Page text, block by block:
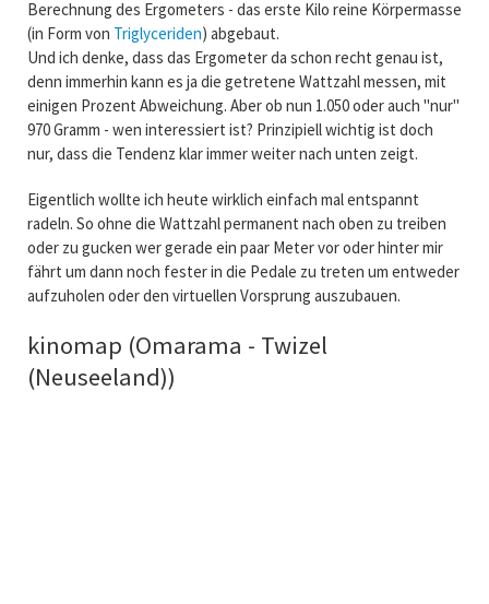
Berechnung des Ergometers - das erste Kilo reine Körpermasse
(in Form von Triglyceriden) abgebaut.
Und ich denke, dass das Ergometer da schon recht genau ist,
denn immerhin kann es ja die getretene Wattzahl messen, mit
einigen Prozent Abweichung. Aber ob nun 1.050 oder auch "nur"
970 Gramm - wen interessiert ist? Prinzipiell wichtig ist doch
nur, dass die Tendenz klar immer weiter nach unten zeigt.
Eigentlich wollte ich heute wirklich einfach mal entspannt
radeln. So ohne die Wattzahl permanent nach oben zu treiben
oder zu gucken wer gerade ein paar Meter vor oder hinter mir
fährt um dann noch fester in die Pedale zu treten um entweder
aufzuholen oder den virtuellen Vorsprung auszubauen.
kinomap (Omarama - Twizel
(Neuseeland))